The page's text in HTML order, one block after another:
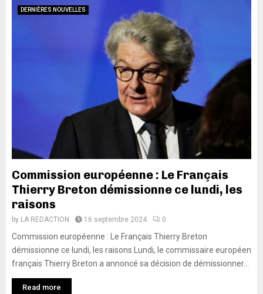
DERNIÈRES NOUVELLES
Commission européenne : Le Français
Thierry Breton démissionne ce lundi, les
raisons
by LA REDACTION 16 septembre 2024 0
Commission européenne : Le Français Thierry Breton
démissionne ce lundi, les raisons Lundi, le commissaire européen
français Thierry Breton a annoncé sa décision de démissionner...
Read more